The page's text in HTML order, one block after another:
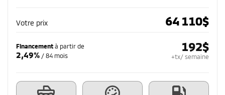
Votre prix 64 110$
Financement à partir de
2,49% / 84 mois
192$
+tx/ semaine